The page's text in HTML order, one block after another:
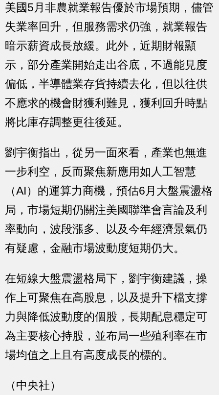
美國5月非農就業報告優於市場預期，儘管
失業率回升，但服務需求仍強，就業報告
暗示薪資成長放緩。此外，近期財報顯
示，部分產業開始走出谷底，不過能見度
偏低，半導體業存貨持續去化，但以往供
不應求的機會財獲利難見，獲利回升時點
將比庫存調整更往後延。
劉宇衡指出，從另一面來看，產業也無進
一步利空，反而聚焦新應用如人工智慧
（AI）的運算力商機，預估6月大盤震盪格
局，市場短期仍關注美國聯準會言論及利
率動向，波段漲多、以及今年經濟景氣仍
有疑慮，金融市場波動度短期仍大。
在短線大盤震盪格局下，劉宇衡建議，操
作上可聚焦在高股息，以及提升下檔支撐
力與降低波動度的個股，長期配息穩定可
為主要核心持股，並布局一些殖利率在市
場均值之上且有高度成長的標的。
（中央社）